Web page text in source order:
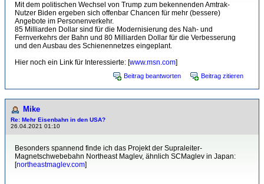
Mit dem politischen Wechsel von Trump zum bekennenden Amtrak-
Nutzer Biden ergeben sich offenbar Chancen für mehr (bessere)
Angebote im Personenverkehr.
85 Milliarden Dollar sind für die Modernisierung des Nah- und
Fernverkehrs der Bahn und 80 Milliarden Dollar für die Verbesserung
und den Ausbau des Schienennetzes eingeplant.
Hier noch ein Link für Interessierte: [www.msn.com]
Beitrag beantworten Beitrag zitieren
Mike
Re: Mehr Eisenbahn in den USA?
26.04.2021 01:10
Besonders spannend finde ich das Projekt der Supraleiter-
Magnetschwebebahn Northeast Maglev, ähnlich SCMaglev in Japan:
[northeastmaglev.com]